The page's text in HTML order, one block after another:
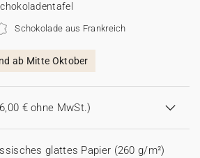
Schokolade aus Frankreich
ab Mitte Oktober
€ ohne MwSt.)
glattes Papier (260 g/m²)